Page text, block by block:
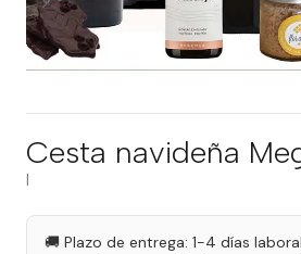
Cesta navideña
🚚 Plazo de entrega: 1-4 días